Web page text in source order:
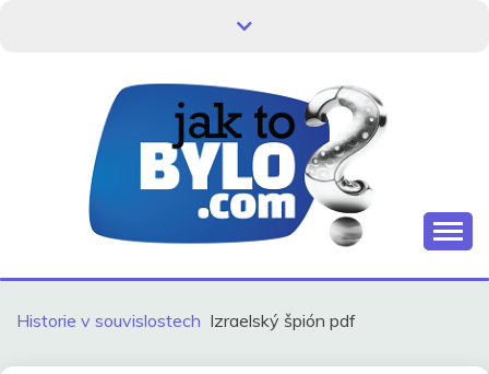
HISTORIE V
SOUVISLOSTECH
Historie v souvislostech Izraelský špión pdf